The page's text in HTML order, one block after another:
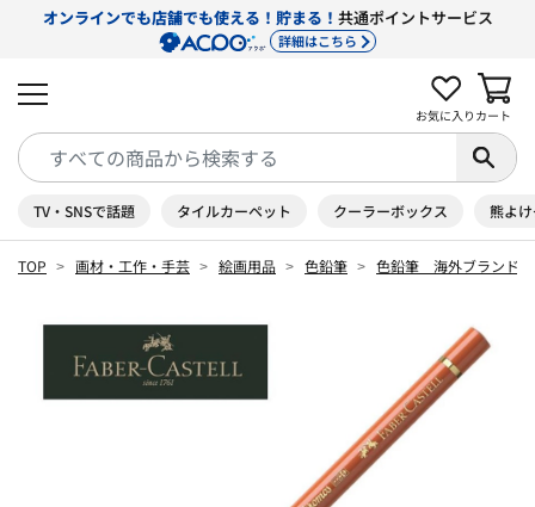
オンラインでも店舗でも使える！貯まる！ 共通ポイントサービス
詳細はこちら
お気に入り カート
TV・SNSで話題 タイルカーペット クーラーボックス 熊よ
TOP 画材・工作・手芸 絵画用品 色鉛筆 色鉛筆 海外ブランド